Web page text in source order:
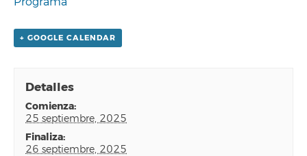
+ GOOGLE CALENDAR
Detalles
comienza:
25 septiembre, 2025
finaliza:
26 septiembre, 2025